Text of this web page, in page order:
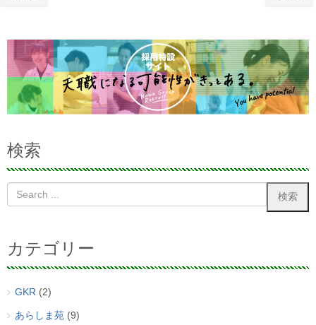
検索
カテゴリー
GKR (2)
あらしま苑 (9)